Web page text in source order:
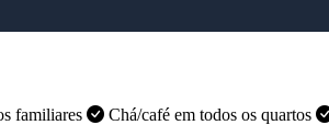
familiares Chá/café em todos os quartos